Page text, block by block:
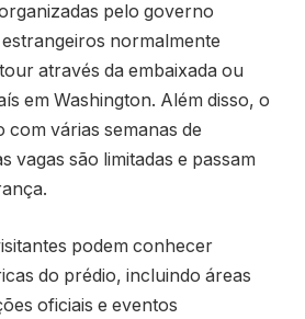
pelo governo
normalmente
através da embaixada ou
em Washington. Além disso, o
com várias semanas de
vagas são limitadas e passam
podem conhecer
do prédio, incluindo áreas
oficiais e eventos